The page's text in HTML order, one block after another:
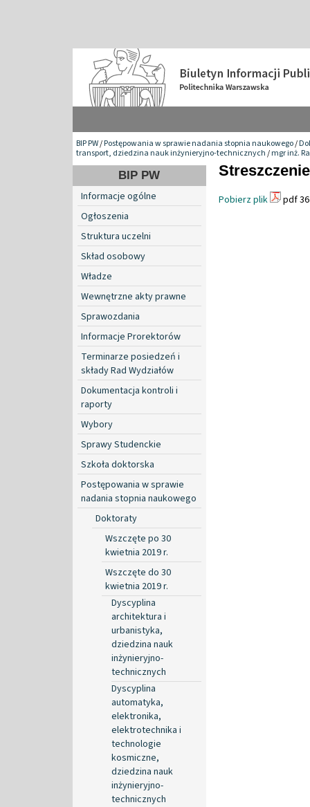
BIP PW/Postępowania w sprawie nadania stopnia naukowego/
transport, dziedzina nauk inżynieryjno-technicznych/mgr inż.
BIP PW
Informacje ogólne
Ogłoszenia
Struktura uczelni
Skład osobowy
Władze
Wewnętrzne akty prawne
Sprawozdania
Informacje Prorektorów
Terminarze posiedzeń i
składy Rad Wydziałów
Dokumentacja kontroli i
raporty
Wybory
Sprawy Studenckie
Szkoła doktorska
Postępowania w sprawie
nadania stopnia naukowego
Doktoraty
Wszczęte po 30
kwietnia 2019 r.
Wszczęte do 30
kwietnia 2019 r.
Dyscyplina
architektura i
urbanistyka,
dziedzina nauk
inżynieryjno-
technicznych
Dyscyplina
automatyka,
elektronika,
elektrotechnika i
technologie
kosmiczne,
dziedzina nauk
inżynieryjno-
technicznych
Pobierz plik pdf